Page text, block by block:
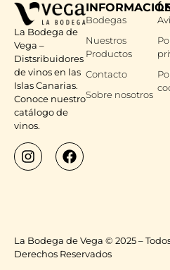
La Bodega de
Vega –
Distsribuidores
de vinos en las
Islas Canarias.
Conoce nuestro
catálogo de
vinos.
Bodegas
Nuestros
Productos
Contacto
Sobre nosotros
La Bodega de Vega © 2025 –
Derechos Reservados